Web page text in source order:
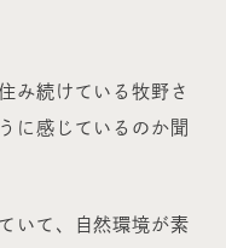
み続けている牧野さ
に感じているのか聞
いて、自然環境が素